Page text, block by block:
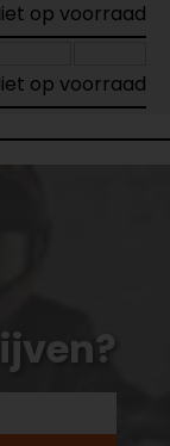
op voorraad
op voorraad